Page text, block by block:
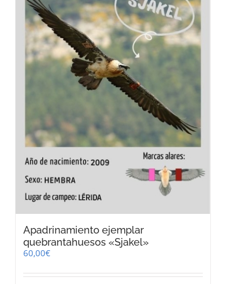
Apadrinamiento ejemplar
quebrantahuesos «Sjakel»
60,00€